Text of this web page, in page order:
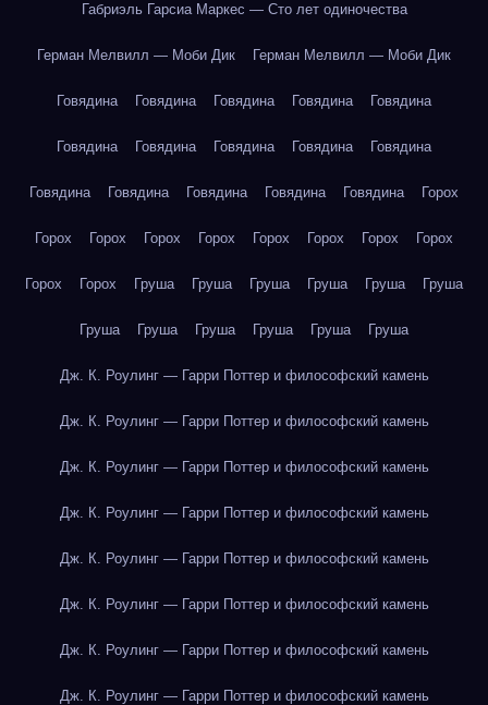
Габриэль Гарсиа Маркес — Сто лет одиночества
Герман Мелвилл — Моби Дик Герман Мелвилл — Моби Дик
Говядина Говядина Говядина Говядина Говядина
Говядина Говядина Говядина Говядина Говядина
Говядина Говядина Говядина Говядина Говядина Горох
Горох Горох Горох Горох Горох Горох Горох Горох
Горох Горох Груша Груша Груша Груша Груша Груша
Груша Груша Груша Груша Груша Груша
Дж. К. Роулинг — Гарри Поттер и философский камень
Дж. К. Роулинг — Гарри Поттер и философский камень
Дж. К. Роулинг — Гарри Поттер и философский камень
Дж. К. Роулинг — Гарри Поттер и философский камень
Дж. К. Роулинг — Гарри Поттер и философский камень
Дж. К. Роулинг — Гарри Поттер и философский камень
Дж. К. Роулинг — Гарри Поттер и философский камень
Дж. К. Роулинг — Гарри Поттер и философский камень